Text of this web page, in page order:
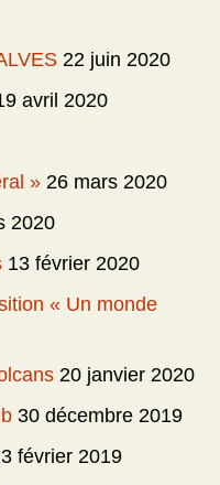
22 juin 2020
avril 2020
» 26 mars 2020
2020
13 février 2020
« Un monde
20 janvier 2020
30 décembre 2019
février 2019